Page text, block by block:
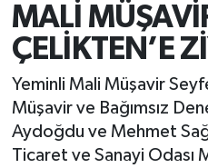
MALİ
ÇELİKTEN’E
Yeminli Mali Müşavir
Müşavir ve Bağımsız
Aydoğdu ve Mehmet
Ticaret ve Sanayi Odası